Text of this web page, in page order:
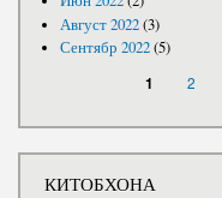
Август 2022(3)
Сентябр 2022(5)
1 2
КИТОБХОНА